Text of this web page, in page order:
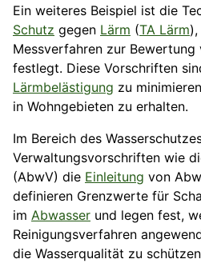
Ein weiteres Beispiel ist die
Schutz gegen Lärm (TA Lärm
Messverfahren zur Bewertung
festlegt. Diese Vorschriften
Lärmbelästigung zu
in Wohngebieten zu erhalten.
Im Bereich des
Verwaltungsvorschriften wie
(AbwV) die Einleitung von
definieren Grenzwerte für
im Abwasser und legen fest,
Reinigungsverfahren
die Wasserqualität zu